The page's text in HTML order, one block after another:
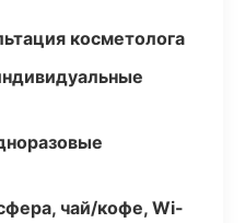
косметолога
чай/кофе, Wi-